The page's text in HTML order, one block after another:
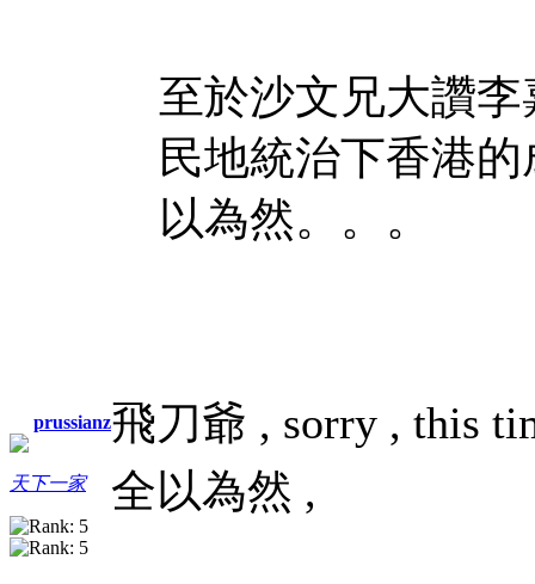
prussianz
天下一家
至於沙文兄大讚
民地統治下香港
以為然。。。
飛刀爺 , sorry , this
全以為然 ,